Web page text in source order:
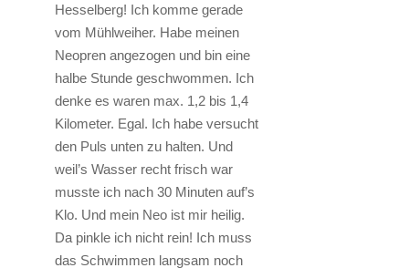
Hesselberg! Ich komme gerade
vom Mühlweiher. Habe meinen
Neopren angezogen und bin eine
halbe Stunde geschwommen. Ich
denke es waren max. 1,2 bis 1,4
Kilometer. Egal. Ich habe versucht
den Puls unten zu halten. Und
weil’s Wasser recht frisch war
musste ich nach 30 Minuten auf’s
Klo. Und mein Neo ist mir heilig.
Da pinkle ich nicht rein! Ich muss
das Schwimmen langsam noch